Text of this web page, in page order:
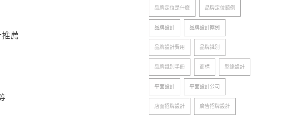
薦
品牌定位是什麼 品牌定位範例
品牌設計 品牌設計案例
品牌設計費用 品牌識別
品牌識別手冊 商標 型錄設計
平面設計 平面設計公司
店面招牌設計 廣告招牌設計